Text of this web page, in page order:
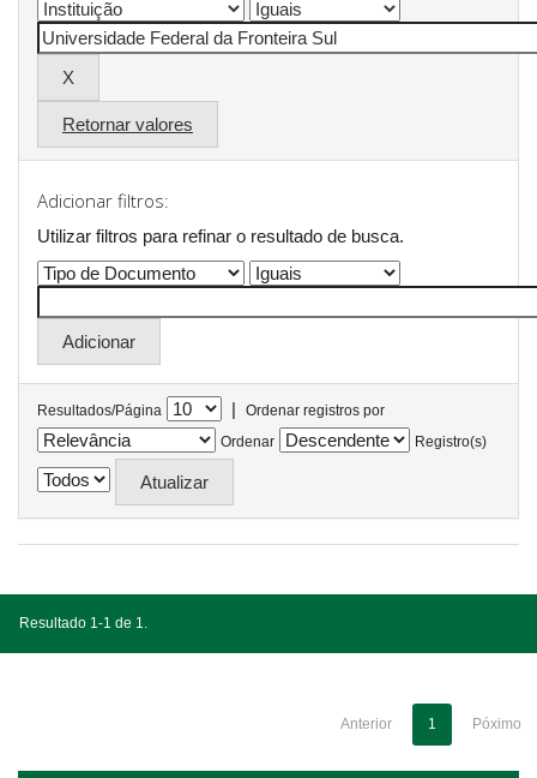
Retornar valores
Adicionar filtros:
Utilizar filtros para refinar o resultado de busca.
Resultados/Página |
Ordenar registros por
Ordenar
Registro(s)
Resultado 1-1 de 1.
Anterior 1 Póximo